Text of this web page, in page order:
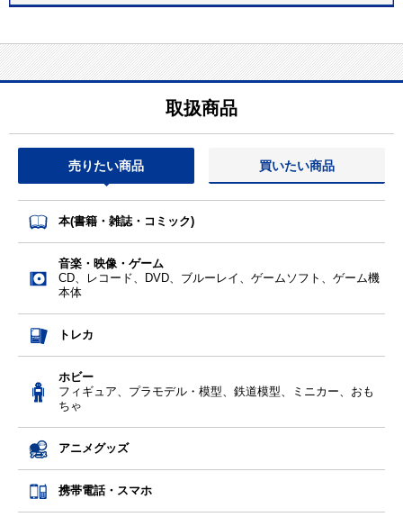
取扱商品
売りたい商品 買いたい商品
本(書籍・雑誌・コミック)
音楽・映像・ゲーム
CD、レコード、DVD、ブルーレイ、ゲームソフト、ゲーム機
本体
トレカ
ホビー
フィギュア、プラモデル・模型、鉄道模型、ミニカー、おも
ちゃ
アニメグッズ
携帯電話・スマホ